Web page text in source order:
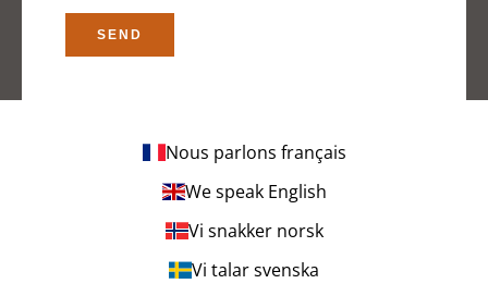
SEND
Nous parlons français
We speak English
Vi snakker norsk
Vi talar svenska